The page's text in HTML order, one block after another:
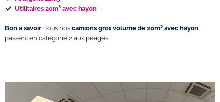
Utilitaires 20m³ avec hayon
Bon à savoir : tous nos camions gros volume de 20m³ avec hayon
passent en catégorie 2 aux péages.